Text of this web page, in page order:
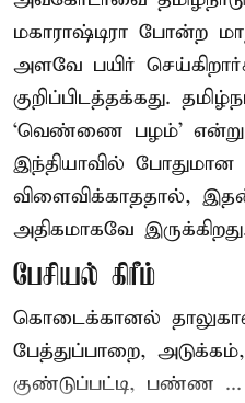
மகாராஷ்டிரா போன்ற
அளவே பயிர்
குறிப்பிடத்தக்கது.
‘வெண்ணை பழம்’ என்று
இந்தியாவில்
விளைவிக்காததால்,
அதிகமாகவே
பேசியல் கிரீம்
கொடைக்கானல்
பேத்துப்பாறை,
குண்டுப்பட்டி, பண்ண ...